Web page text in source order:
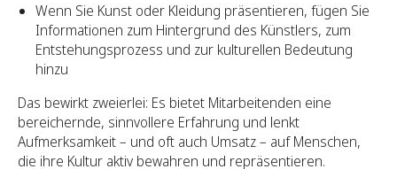
Wenn Sie Kunst oder Kleidung präsentieren, fügen Sie
Informationen zum Hintergrund des Künstlers, zum
Entstehungsprozess und zur kulturellen Bedeutung
hinzu
Das bewirkt zweierlei: Es bietet Mitarbeitenden eine
bereichernde, sinnvollere Erfahrung und lenkt
Aufmerksamkeit – und oft auch Umsatz – auf Menschen,
die ihre Kultur aktiv bewahren und repräsentieren.